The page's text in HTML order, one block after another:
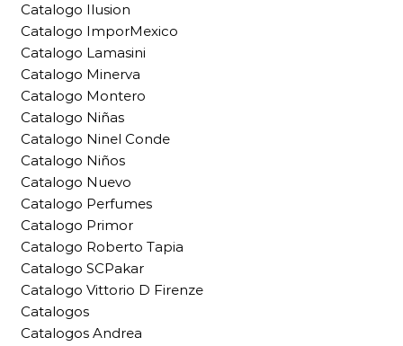
Catalogo Ilusion
Catalogo ImporMexico
Catalogo Lamasini
Catalogo Minerva
Catalogo Montero
Catalogo Niñas
Catalogo Ninel Conde
Catalogo Niños
Catalogo Nuevo
Catalogo Perfumes
Catalogo Primor
Catalogo Roberto Tapia
Catalogo SCPakar
Catalogo Vittorio D Firenze
Catalogos
Catalogos Andrea